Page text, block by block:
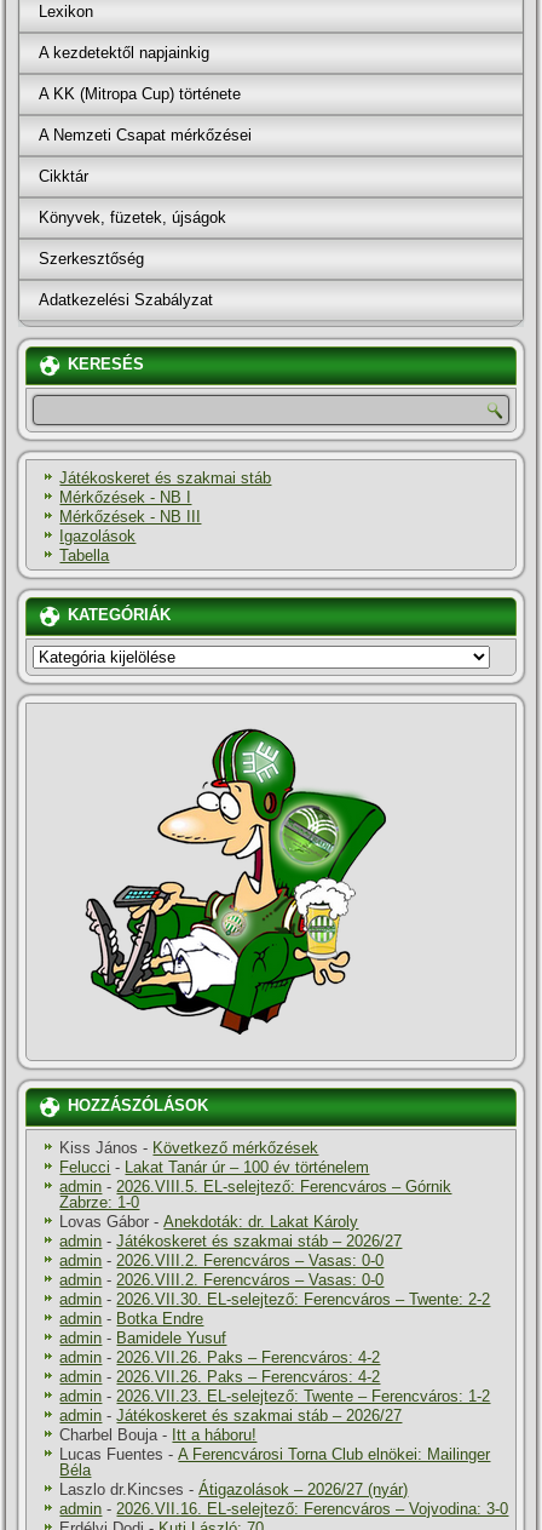
Lexikon
A kezdetektől napjainkig
A KK (Mitropa Cup) története
A Nemzeti Csapat mérkőzései
Cikktár
Könyvek, füzetek, újságok
Szerkesztőség
Adatkezelési Szabályzat
KERESÉS
Játékoskeret és szakmai stáb
Mérkőzések - NB I
Mérkőzések - NB III
Igazolások
Tabella
KATEGÓRIÁK
KATEGÓRIÁK
HOZZÁSZÓLÁSOK
Kiss János - Következő mérkőzések
Felucci - Lakat Tanár úr – 100 év történelem
admin - 2026.VIII.5. EL-selejtező: Ferencváros – Górnik
Zabrze: 1-0
Lovas Gábor -Anekdoták: dr. Lakat Károly
admin -Játékoskeret és szakmai stáb – 2026/27
admin - 2026.VIII.2. Ferencváros – Vasas: 0-0
admin - 2026.VIII.2. Ferencváros – Vasas: 0-0
admin - 2026.VII.30. EL-selejtező: Ferencváros – Twente: 2-2
admin - Botka Endre
admin - Bamidele Yusuf
admin - 2026.VII.26. Paks – Ferencváros: 4-2
admin - 2026.VII.26. Paks – Ferencváros: 4-2
admin - 2026.VII.23. EL-selejtező: Twente – Ferencváros: 1-2
admin -Játékoskeret és szakmai stáb – 2026/27
Charbel Bouja - Itt a háboru!
Lucas Fuentes -A Ferencvárosi Torna Club elnökei: Mailinger
Béla
Laszlo dr.Kincses -Átigazolások – 2026/27 (nyár)
admin - 2026.VII.16. EL-selejtező: Ferencváros – Vojvodina: 3-0